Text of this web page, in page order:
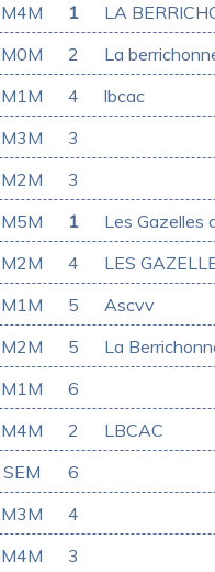
M4M 1
M0M 2 La
M1M 4 lbcac
M3M 3
M2M 3
M5M 1 Les Gazelles
M2M 4 LES
M1M 5 Ascvv
M2M 5 La
M1M 6
M4M 2 LBCAC
SEM 6
M3M 4
M4M 3